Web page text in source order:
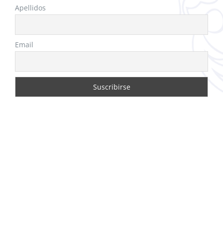
Apellidos
Email